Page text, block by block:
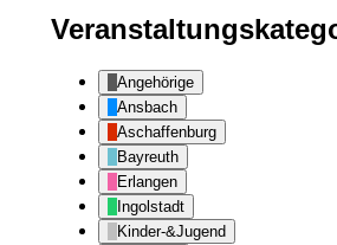
Angehörige
Ansbach
Aschaffenburg
Bayreuth
Erlangen
Ingolstadt
Kinder-&Jugend